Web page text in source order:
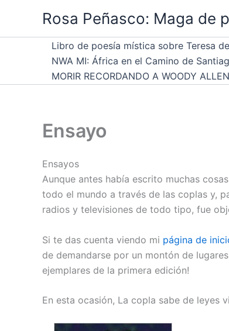
contenido
Rosa Peñasco: Maga de
Libro de poesía mística sobre Teresa
NWA MI: África en el Camino de
MORIR RECORDANDO A WOODY ALLEN
Ensayo
Ensayos
Aunque antes había escrito muchas
todo el mundo a través de las coplas y,
radios y televisiones de todo tipo, fue
Si te das cuenta viendo mi página de
de demandarse por un montón de
ejemplares de la primera edición!
En esta ocasión, La copla sabe de leyes